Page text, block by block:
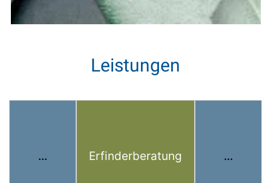
Leistungen
... Erfinderberatung ...